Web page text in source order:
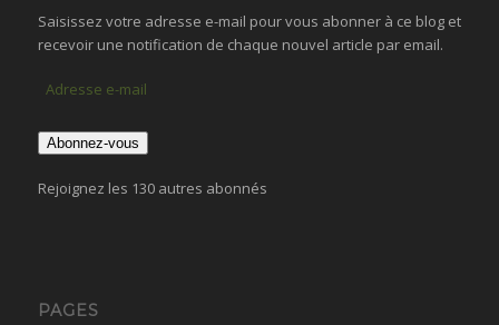
Saisissez votre adresse e-mail pour vous abonner à ce blog et
recevoir une notification de chaque nouvel article par email.
Adresse
Abonnez-vous
Rejoignez les 130 autres abonnés
PAGES